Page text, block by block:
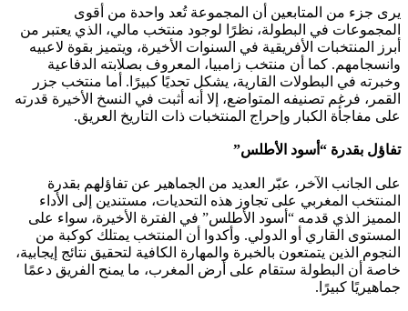
يرى جزء من المتابعين أن المجموعة تُعد واحدة من أقوى
المجموعات في البطولة، نظرًا لوجود منتخب مالي، الذي يعتبر من
أبرز المنتخبات الأفريقية في السنوات الأخيرة، ويتميز بقوة لاعبيه
وانسجامهم. كما أن منتخب زامبيا، المعروف بصلابته الدفاعية
وخبرته في البطولات القارية، يشكل تحديًا كبيرًا. أما منتخب جزر
القمر، فرغم تصنيفه المتواضع، إلا أنه أثبت في النسخ الأخيرة قدرته
على مفاجأة الكبار وإحراج المنتخبات ذات التاريخ العريق.
تفاؤل بقدرة “أسود الأطلس”
على الجانب الآخر، عبّر العديد من الجماهير عن تفاؤلهم بقدرة
المنتخب المغربي على تجاوز هذه التحديات، مستندين إلى الأداء
المميز الذي قدمه “أسود الأطلس” في الفترة الأخيرة، سواء على
المستوى القاري أو الدولي. وأكدوا أن المنتخب يمتلك كوكبة من
النجوم الذين يتمتعون بالخبرة والمهارة الكافية لتحقيق نتائج إيجابية،
خاصة أن البطولة ستقام على أرض المغرب، ما يمنح الفريق دعمًا
جماهيريًا كبيرًا.